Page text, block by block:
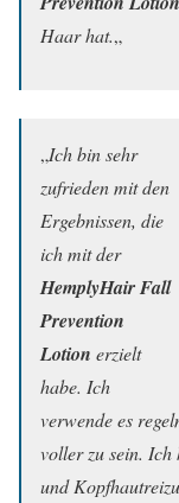
Haar hat.„
„Ich bin sehr
zufrieden mit den
Ergebnissen, die
ich mit der
HemplyHair Fall
Prevention
Lotion erzielt
habe. Ich
verwende es
voller zu sein. Ich
und